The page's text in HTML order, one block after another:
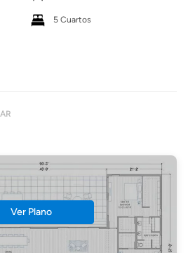
5 Cuartos
Ver Plano